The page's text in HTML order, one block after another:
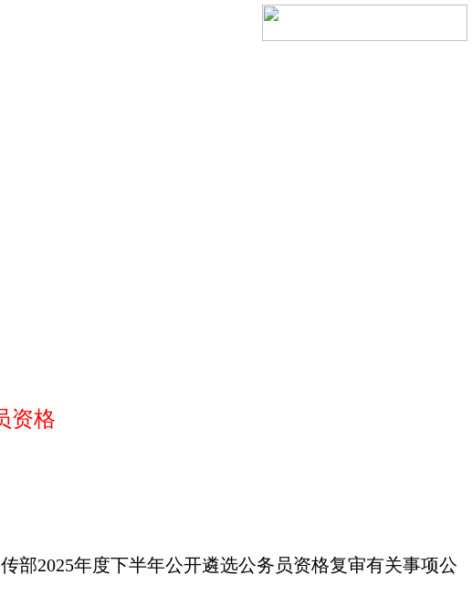
资格
部2025年度下半年公开遴选公务员资格复审有关事项公